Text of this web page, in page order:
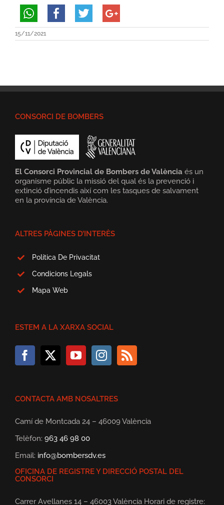
15/11/2021
CONSORCI DE BOMBERS
El Consorci Provincial de Bombers de València és un
organisme públic la missió del qual és la prevenció i
extinció d’incendis així com les tasques de salvament
en la província de València.
ALTRES PÀGINES D’INTERÈS
Política De Privacitat
Condicions Legals
Mapa Web
ESTEM A LA XARXA SOCIAL
CONTACTA AMB NOSALTRES
Camí de Montcada 24 – 46009 València
Telèfon: 963 46 98 00
Email: info@bombersdv.es
OFICINA DE REGISTRE Y DIRECCIÓ POSTAL DEL
CONSORCI
Carrer Avellanes 14 – 46003 València Horari de registre: